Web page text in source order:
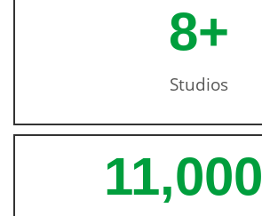
Studios
8+
11,000